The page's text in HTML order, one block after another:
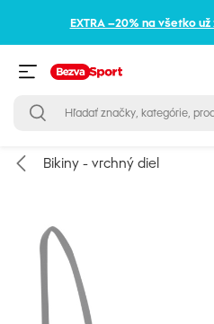
EXTRA –20% na všetko
Bikiny - vrchný diel